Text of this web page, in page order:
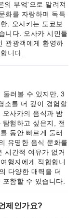
의 부엌'으로 알려져
화를 자랑하며 독특
, 오사카는 도쿄보
니다. 오사카 시민들
관광객에게 환영하
니다.
둘러볼 수 있지만, 3
소를 더 깊이 경험할
사카의 음식과 밤
험하고 싶은지, 전
동안 빠르게 둘러
유명한 음식 문화를
시간적 여유가 없거
행자에게 적합합니
다양한 매력을 더
함할 수 있습니다.
제인가요?